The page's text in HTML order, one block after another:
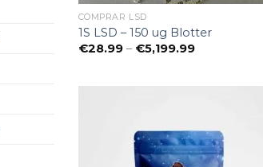
COMPRAR LSD
1S LSD – 150 ug Blotter
€28.99 – €5,199.99Preisspanne: